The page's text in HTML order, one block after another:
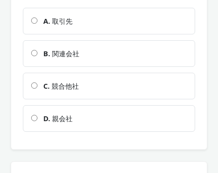
A. 取引先
B. 関連会社
C. 競合他社
D. 親会社